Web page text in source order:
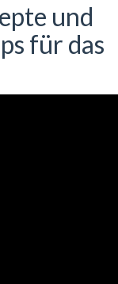
und
für das